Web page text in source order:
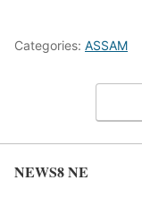
Categories: ASSAM
NEWS8 NE